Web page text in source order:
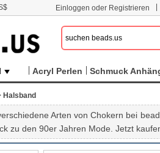
Einloggen oder Registrieren
Acryl Perlen Schmuck
Halsband
Arten von Chokern bei
zu den 90er Jahren Mode. Jetzt